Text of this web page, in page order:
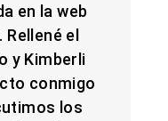
en la web
el
y Kimberli
conmigo
los